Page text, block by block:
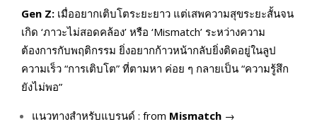
Gen Z: เมื่ออยากเติบโตระยะยาว แต่เสพความสุขระยะสั้นจน
เกิด ‘ภาวะไม่สอดคล้อง’ หรือ ‘Mismatch’ ระหว่างความ
ต้องการกับพฤติกรรม ยิ่งอยากก้าวหน้ากลับยิ่งติดอยู่ในลูป
ความเร็ว “การเติบโต” ที่ตามหา ค่อย ๆ กลายเป็น “ความรู้สึก
ยังไม่พอ”
แนวทางสำหรับแบรนด์ : from Mismatch →